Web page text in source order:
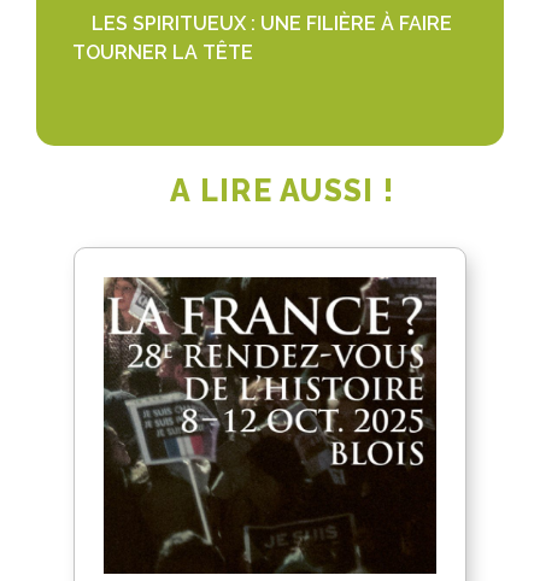
LES SPIRITUEUX : UNE FILIÈRE À FAIRE
TOURNER LA TÊTE
A LIRE AUSSI !